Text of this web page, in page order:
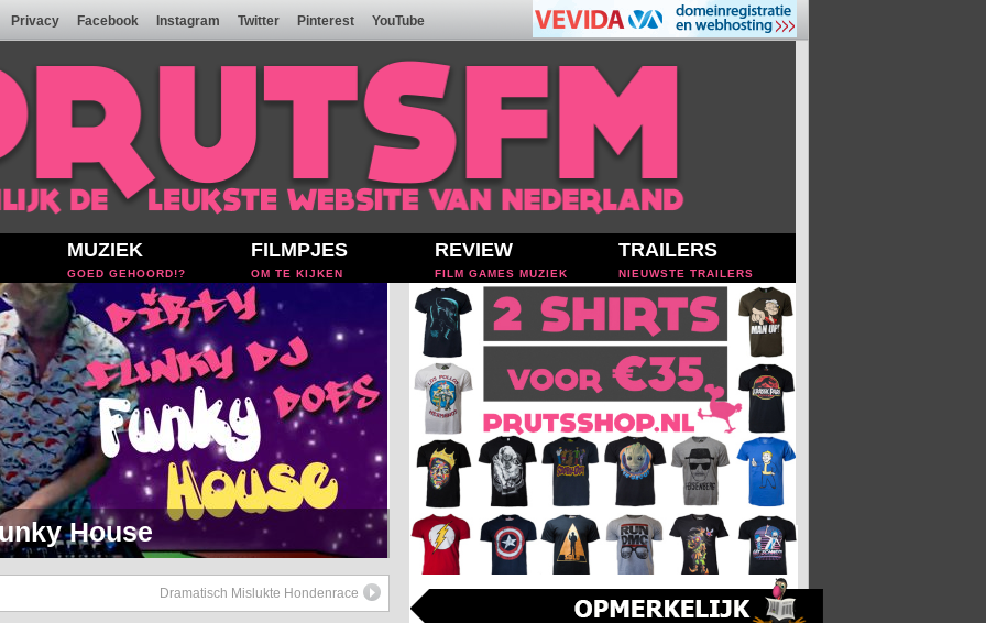
Privacy Facebook Instagram Twitter Pinterest YouTube
MUZIEK
GOED GEHOORD!?
FILMPJES
OM TE KIJKEN
REVIEW
FILM GAMES MUZIEK
TRAILERS
NIEUWSTE TRAILERS
Soul Setje
Dramatisch Mislukte Hondenrace